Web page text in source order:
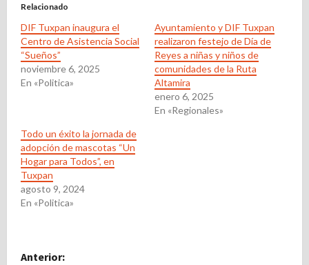
Relacionado
DIF Tuxpan inaugura el
Centro de Asistencia Social
“Sueños”
noviembre 6, 2025
En «Politica»
Ayuntamiento y DIF Tuxpan
realizaron festejo de Día de
Reyes a niñas y niños de
comunidades de la Ruta
Altamira
enero 6, 2025
En «Regionales»
Todo un éxito la jornada de
adopción de mascotas “Un
Hogar para Todos”, en
Tuxpan
agosto 9, 2024
En «Politica»
N
Anterior: